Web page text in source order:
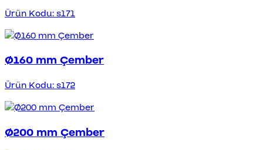
Ürün Kodu: s171
Ø160 mm Çember
Ürün Kodu: s172
Ø200 mm Çember